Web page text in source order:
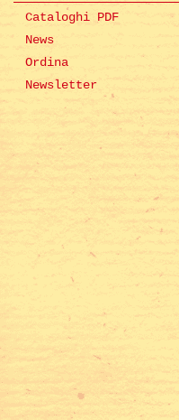
Cataloghi PDF
News
Ordina
Newsletter